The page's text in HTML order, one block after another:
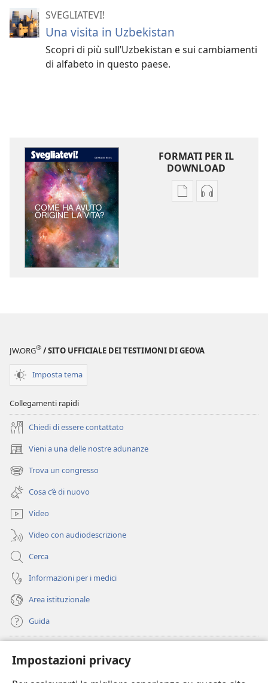
Impostazioni privacy
SVEGLIATEVI!
Una visita in Uzbekistan
Scopri di più sull’Uzbekistan e sui cambiamenti
di alfabeto in questo paese.
FORMATI PER IL
DOWNLOAD
Opzioni
la
Opzioni
JW.ORG® / SITO UFFICIALE DEI TESTIMONI DI GEOVA
Imposta tema
Collegamenti rapidi
Chiedi di essere contattato
Vieni a una delle nostre adunanze
(apre
una
nuova
finestra)
Trova un congresso
(apre
una
nuova
finestra)
Cosa c’è di nuovo
Video
Video con audiodescrizione
Cerca
Informazioni per i medici
Area istituzionale
Guida
(apre
una
nuova